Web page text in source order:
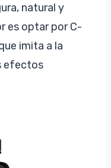
natural y
es optar por C-
imita a la
efectos